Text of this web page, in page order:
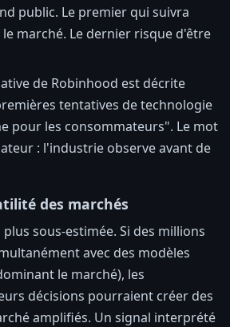
public. Le premier qui suivra
marché. Le dernier risque d'être
de Robinhood est décrite
tentatives de technologie
pour les consommateurs". Le mot
: l'industrie observe avant de
des marchés
sous-estimée. Si des millions
avec des modèles
le marché), les
décisions pourraient créer des
amplifiés. Un signal interprété